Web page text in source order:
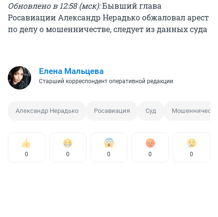
Обновлено в 12:58 (мск):Бывший глава
Росавиации Александр Нерадько обжаловал арест
по делу о мошенничестве, следует из данных суда
Елена Мальцева
Старший корреспондент оперативной редакции
Александр Нерадько Росавиация Суд
0 0 0 0 0